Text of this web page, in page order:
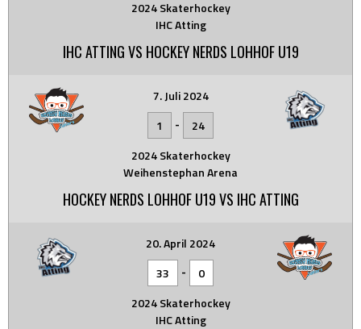
2024 Skaterhockey
IHC Atting
IHC ATTING VS HOCKEY NERDS LOHHOF U19
7. Juli 2024
1
-
24
2024 Skaterhockey
Weihenstephan Arena
HOCKEY NERDS LOHHOF U19 VS IHC ATTING
20. April 2024
33
-
0
2024 Skaterhockey
IHC Atting